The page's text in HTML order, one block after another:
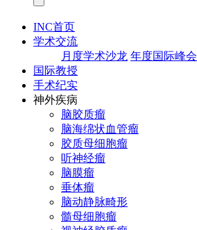
INC首页
学术交流
月度学术沙龙 年度国际峰会
国际教授
手术纪实
神外疾病
脑胶质瘤
脑海绵状血管瘤
胶质母细胞瘤
听神经瘤
脑膜瘤
垂体瘤
脑动静脉畸形
髓母细胞瘤